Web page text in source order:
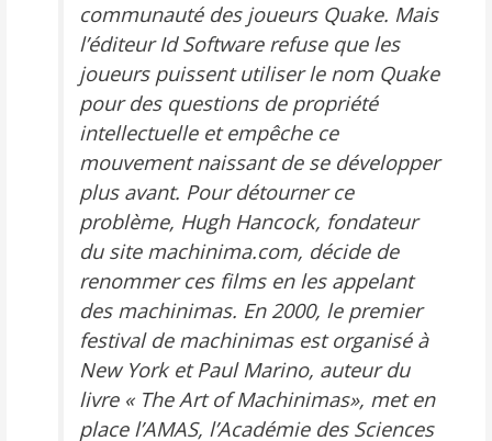
communauté des joueurs Quake. Mais
l’éditeur Id Software refuse que les
joueurs puissent utiliser le nom Quake
pour des questions de propriété
intellectuelle et empêche ce
mouvement naissant de se développer
plus avant. Pour détourner ce
problème, Hugh Hancock, fondateur
du site machinima.com, décide de
renommer ces films en les appelant
des machinimas. En 2000, le premier
festival de machinimas est organisé à
New York et Paul Marino, auteur du
livre « The Art of Machinimas», met en
place l’AMAS, l’Académie des Sciences